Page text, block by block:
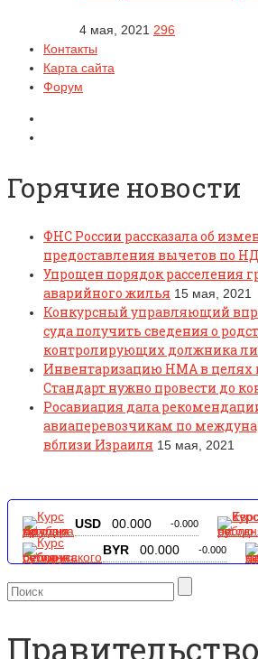
4 мая, 2021 296
Контакты
Карта сайта
Форум
Горячие новости
ФНС России рассказала об
предоставления вычетов по
Упрощен порядок расселения
аварийного жилья 15 мая, 2021
Конкурсный управляющий
суда получить сведения о
контролирующих должника
Инвентаризацию НМА в целях
Стандарт нужно провести до
Росавиация дала
авиаперевозчикам по
вблизи Израиля 15 мая, 2021
USD 00.000 -0.000
BYR 00.000 -0.000